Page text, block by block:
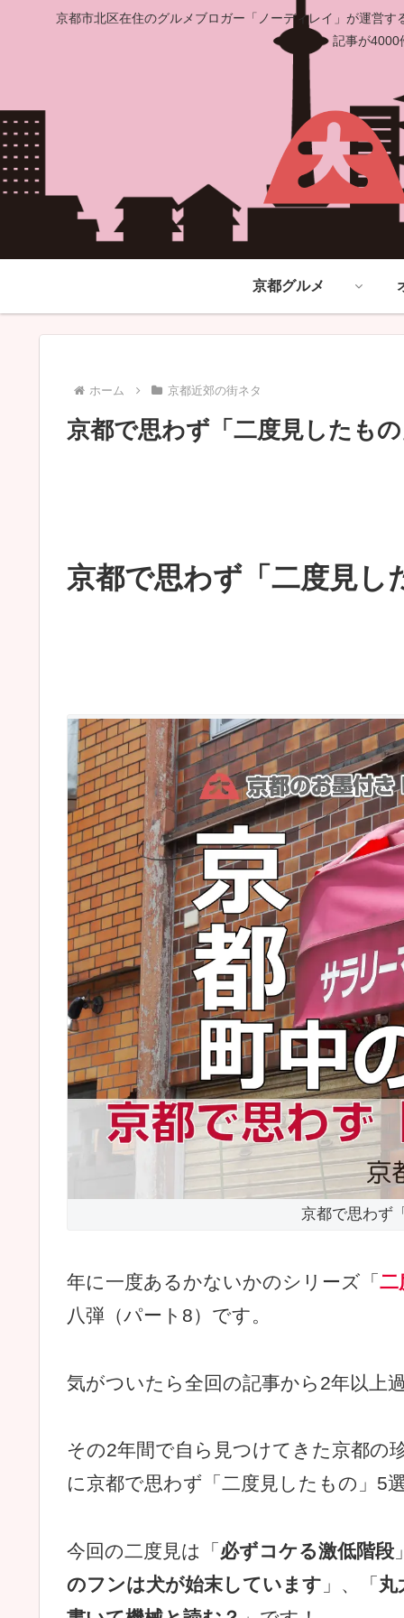
京都市北区在住のグルメブロガー「ノーディレイ」が運営
記事が4000
京都グルメ
ホーム 京都近郊の街ネタ
京都で思わず「二度見したも
京都で思わず「二度見し
京都で思わず
年に一度あるかないかのシリーズ「 二
八弾（パート8）です。
気がついたら全回の記事から2年以上
その2年間で自ら見つけてきた京都の
に京都で思わず「二度見したもの」5
今回の二度見は「 必ずコケる激低階段
のフンは犬が始末しています 」、「 丸